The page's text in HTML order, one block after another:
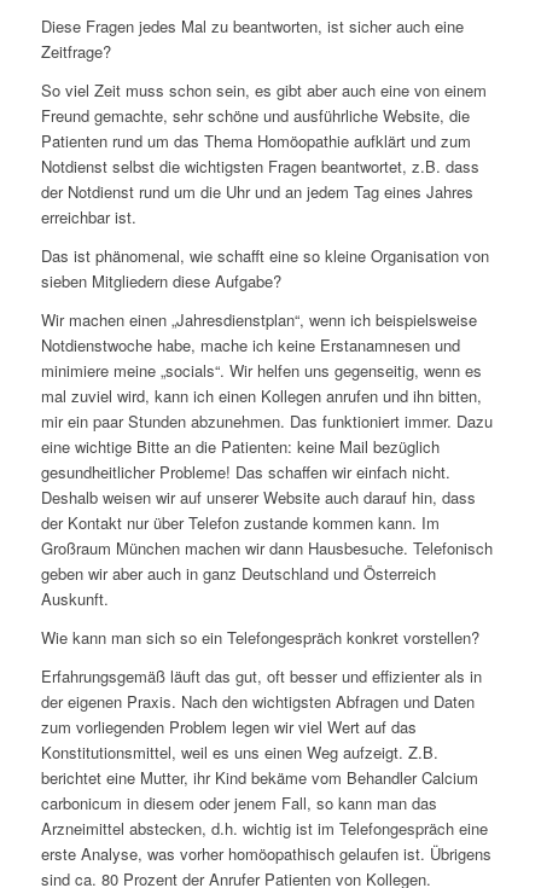
Diese Fragen jedes Mal zu beantworten, ist sicher auch eine
Zeitfrage?
So viel Zeit muss schon sein, es gibt aber auch eine von einem
Freund gemachte, sehr schöne und ausführliche Website, die
Patienten rund um das Thema Homöopathie aufklärt und zum
Notdienst selbst die wichtigsten Fragen beantwortet, z.B. dass
der Notdienst rund um die Uhr und an jedem Tag eines Jahres
erreichbar ist.
Das ist phänomenal, wie schafft eine so kleine Organisation von
sieben Mitgliedern diese Aufgabe?
Wir machen einen „Jahresdienstplan“, wenn ich beispielsweise
Notdienstwoche habe, mache ich keine Erstanamnesen und
minimiere meine „socials“. Wir helfen uns gegenseitig, wenn es
mal zuviel wird, kann ich einen Kollegen anrufen und ihn bitten,
mir ein paar Stunden abzunehmen. Das funktioniert immer. Dazu
eine wichtige Bitte an die Patienten: keine Mail bezüglich
gesundheitlicher Probleme! Das schaffen wir einfach nicht.
Deshalb weisen wir auf unserer Website auch darauf hin, dass
der Kontakt nur über Telefon zustande kommen kann. Im
Großraum München machen wir dann Hausbesuche. Telefonisch
geben wir aber auch in ganz Deutschland und Österreich
Auskunft.
Wie kann man sich so ein Telefongespräch konkret vorstellen?
Erfahrungsgemäß läuft das gut, oft besser und effizienter als in
der eigenen Praxis. Nach den wichtigsten Abfragen und Daten
zum vorliegenden Problem legen wir viel Wert auf das
Konstitutionsmittel, weil es uns einen Weg aufzeigt. Z.B.
berichtet eine Mutter, ihr Kind bekäme vom Behandler Calcium
carbonicum in diesem oder jenem Fall, so kann man das
Arzneimittel abstecken, d.h. wichtig ist im Telefongespräch eine
erste Analyse, was vorher homöopathisch gelaufen ist. Übrigens
sind ca. 80 Prozent der Anrufer Patienten von Kollegen.